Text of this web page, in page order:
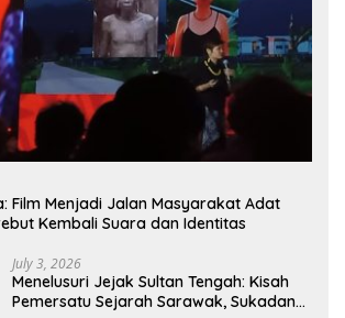
Film Menjadi Jalan Masyarakat Adat
Kembali Suara dan Identitas
July 3, 2026
Menelusuri Jejak Sultan Tengah: Kisah
Pemersatu Sejarah Sarawak, Sukadana,